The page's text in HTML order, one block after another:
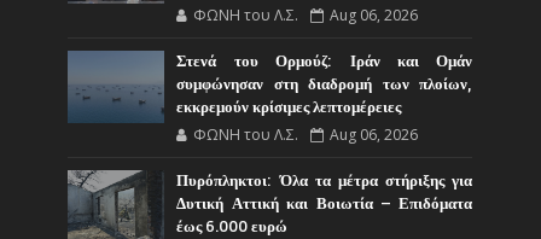
ΦΩΝΗ του Λ.Σ. Aug 06, 2026
Στενά του Ορμούζ: Ιράν και Ομάν
συμφώνησαν στη διαδρομή των πλοίων,
εκκρεμούν κρίσιμες λεπτομέρειες
ΦΩΝΗ του Λ.Σ. Aug 06, 2026
Πυρόπληκτοι: Όλα τα μέτρα στήριξης για
Δυτική Αττική και Βοιωτία – Επιδόματα
έως 6.000 ευρώ